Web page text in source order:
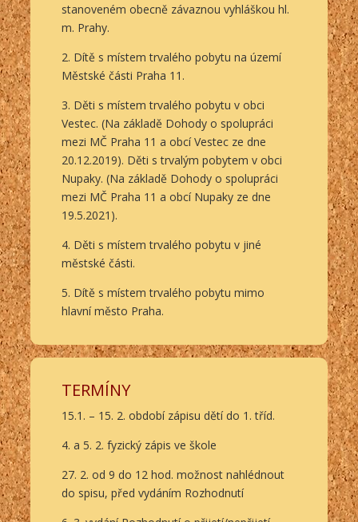
stanoveném obecně závaznou vyhláškou hl.
m. Prahy.
2. Dítě s místem trvalého pobytu na území
Městské části Praha 11.
3. Děti s místem trvalého pobytu v obci
Vestec. (Na základě Dohody o spolupráci
mezi MČ Praha 11 a obcí Vestec ze dne
20.12.2019). Děti s trvalým pobytem v obci
Nupaky. (Na základě Dohody o spolupráci
mezi MČ Praha 11 a obcí Nupaky ze dne
19.5.2021).
4. Děti s místem trvalého pobytu v jiné
městské části.
5. Dítě s místem trvalého pobytu mimo
hlavní město Praha.
TERMÍNY
15.1. – 15. 2. období zápisu dětí do 1. tříd.
4. a 5. 2. fyzický zápis ve škole
27. 2. od 9 do 12 hod. možnost nahlédnout
do spisu, před vydáním Rozhodnutí